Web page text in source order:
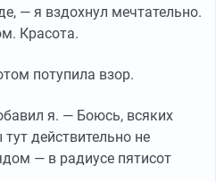
— я вздохнул мечтательно.
Красота.
потупила взор.
я. — Боюсь, всяких
действительно не
— в радиусе пятисот